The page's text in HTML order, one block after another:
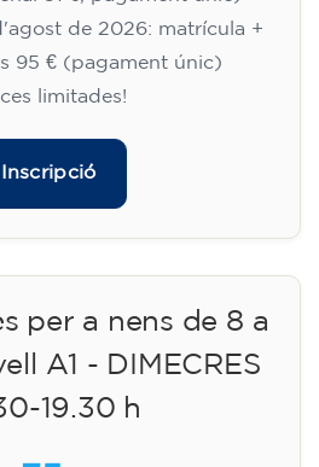
de 2026: matrícula +
95 € (pagament únic)
limitades!
Inscripció
per a nens de 8 a
A1 - DIMECRES
19.30 h